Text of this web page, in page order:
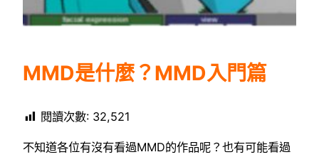
MMD是什麼？MMD入門篇
閱讀次數: 32,521
不知道各位有沒有看過MMD的作品呢？也有可能看過